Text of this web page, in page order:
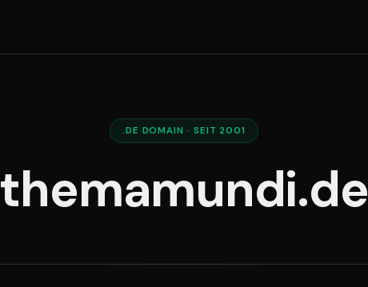
.DE DOMAIN · SEIT 2001
themamundi.de